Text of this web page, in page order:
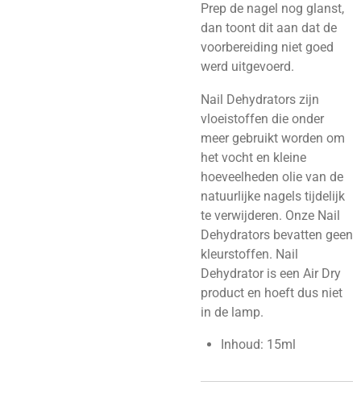
Prep de nagel nog glanst,
dan toont dit aan dat de
voorbereiding niet goed
werd uitgevoerd.
Nail Dehydrators zijn
vloeistoffen die onder
meer gebruikt worden om
het vocht en kleine
hoeveelheden olie van de
natuurlijke nagels tijdelijk
te verwijderen. Onze Nail
Dehydrators bevatten geen
kleurstoffen. Nail
Dehydrator is een Air Dry
product en hoeft dus niet
in de lamp.
Inhoud: 15ml